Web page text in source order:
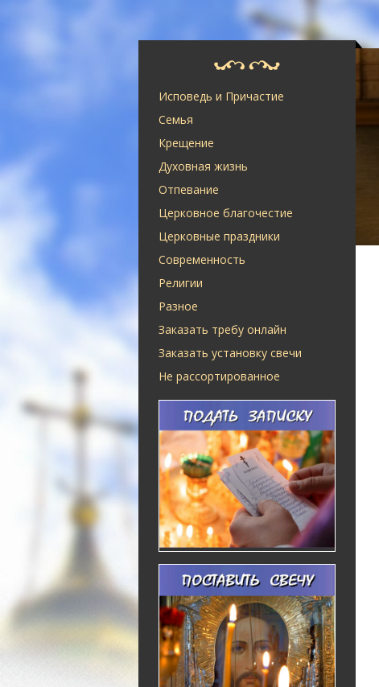
Исповедь и Причастие
Семья
Крещение
Духовная жизнь
Отпевание
Церковное благочестие
Церковные праздники
Современность
Религии
Разное
Заказать требу онлайн
Заказать установку свечи
Не рассортированное